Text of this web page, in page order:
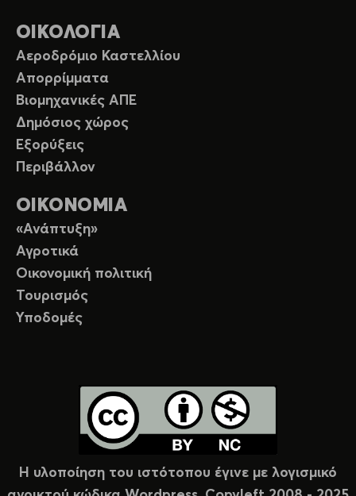
ΟΙΚΟΛΟΓΙΑ
Αεροδρόμιο Καστελλίου
Απορρίμματα
Βιομηχανικές ΑΠΕ
Δημόσιος χώρος
Εξορύξεις
Περιβάλλον
ΟΙΚΟΝΟΜΙΑ
«Ανάπτυξη»
Αγροτικά
Οικονομική πολιτική
Τουρισμός
Υποδομές
Η υλοποίηση του ιστότοπου έγινε με λογισμικό